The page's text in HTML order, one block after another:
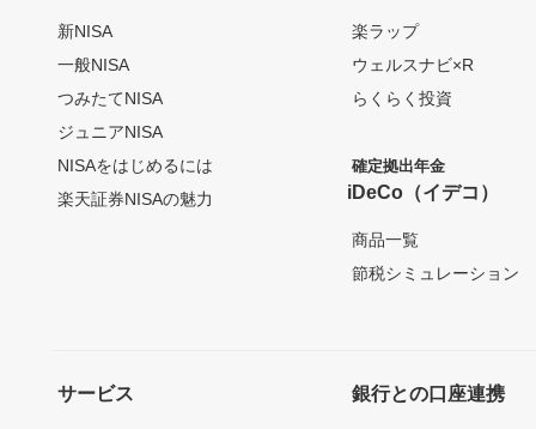
新NISA
一般NISA
つみたてNISA
ジュニアNISA
NISAをはじめるには
楽天証券NISAの魅力
楽ラップ
ウェルスナビ×R
らくらく投資
確定拠出年金
iDeCo（イデコ）
商品一覧
節税シミュレーション
サービス 銀行との口座連携